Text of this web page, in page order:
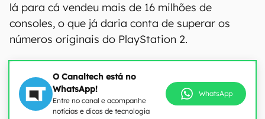
lá para cá vendeu mais de 16 milhões de
consoles, o que já daria conta de superar os
números originais do PlayStation 2.
O Canaltech está no
WhatsApp!
Entre no canal e acompanhe
notícias e dicas de tecnologia
WhatsApp